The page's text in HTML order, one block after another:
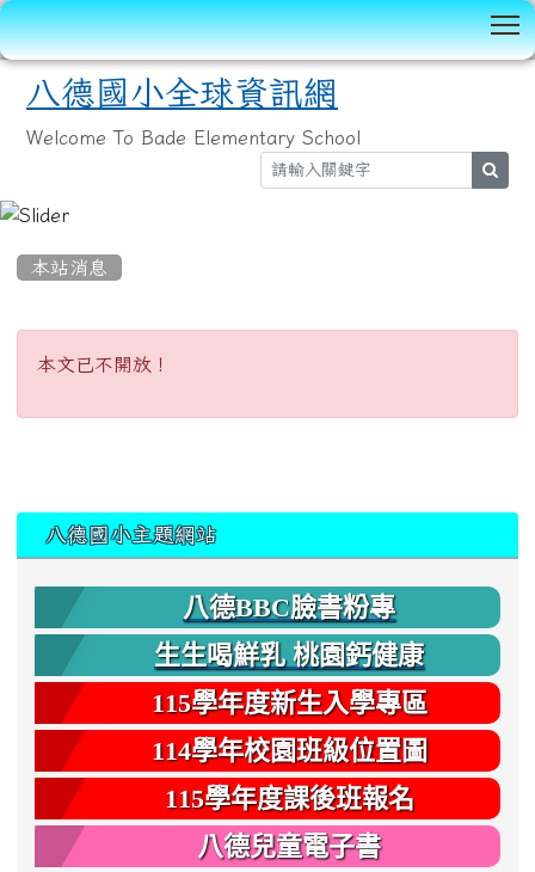
八德國小全球資訊網
Welcome To Bade Elementary School
本站消息
本文已不開放！
八德國小主題網站
八德BBC臉書粉專
生生喝鮮乳 桃園鈣健康
115學年度新生入學專區
114學年校園班級位置圖
115學年度課後班報名
八德兒童電子書